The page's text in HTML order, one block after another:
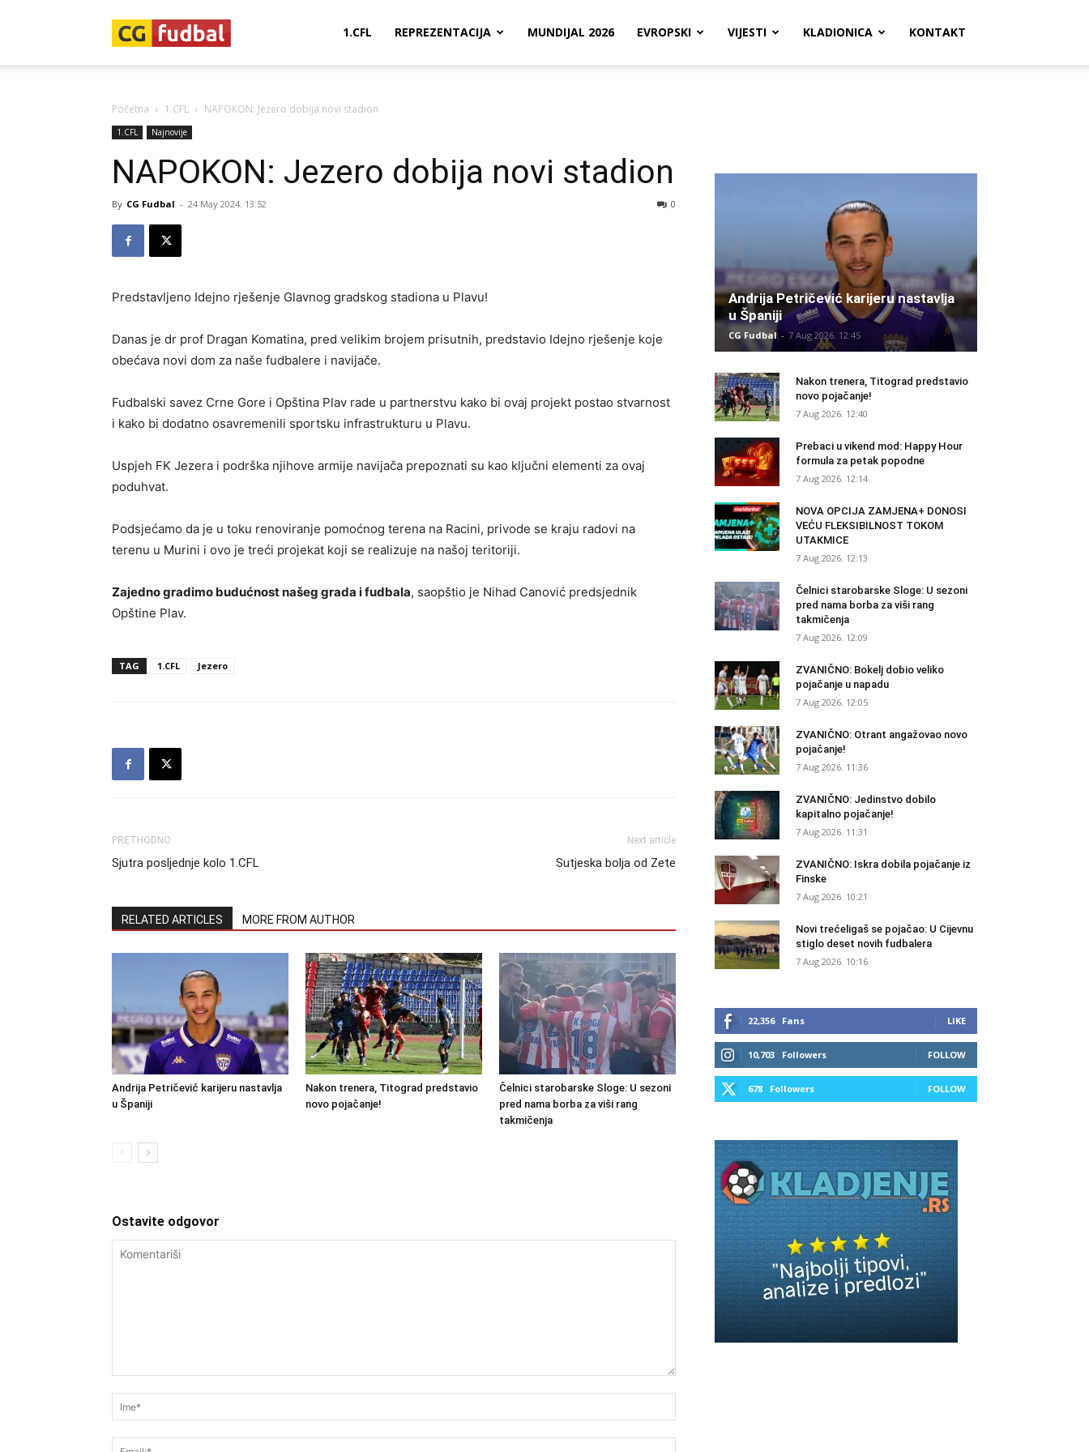
1.CFL REPREZENTACIJA MUNDIJAL 2026 EVROPSKI VIJESTI KLADIONICA KONTAKT
Početna 1.CFL NAPOKON: Jezero dobija novi stadion
1.CFL Najnovije
NAPOKON: Jezero dobija novi stadion
By CG Fudbal - 24 May 2024. 13:52 0
Predstavljeno Idejno rješenje Glavnog gradskog stadiona u Plavu!
Danas je dr prof Dragan Komatina, pred velikim brojem prisutnih, predstavio Idejno rješenje koje
obećava novi dom za naše fudbalere i navijače.
Fudbalski savez Crne Gore i Opština Plav rade u partnerstvu kako bi ovaj projekt postao stvarnost
i kako bi dodatno osavremenili sportsku infrastrukturu u Plavu.
Uspjeh FK Jezera i podrška njihove armije navijača prepoznati su kao ključni elementi za ovaj
poduhvat.
Podsjećamo da je u toku renoviranje pomoćnog terena na Racini, privode se kraju radovi na
terenu u Murini i ovo je treći projekat koji se realizuje na našoj teritoriji.
Zajedno gradimo budućnost našeg grada i fudbala, saopštio je Nihad Canović predsjednik
Opštine Plav.
TAG 1.CFL Jezero
PRETHODNO
Sjutra posljednje kolo 1.CFL
Next article
Sutjeska bolja od Zete
RELATED ARTICLES MORE FROM AUTHOR
Andrija Petričević karijeru nastavlja
u Španiji
Nakon trenera, Titograd predstavio
novo pojačanje!
Čelnici starobarske Sloge: U sezoni
pred nama borba za viši rang
takmičenja
Ostavite odgovor
Andrija Petričević karijeru nastavlja
u Španiji
CG Fudbal - 7 Aug 2026. 12:45
Nakon trenera, Titograd predstavio
novo pojačanje!
7 Aug 2026. 12:40
Prebaci u vikend mod: Happy Hour
formula za petak popodne
7 Aug 2026. 12:14
NOVA OPCIJA ZAMJENA+ DONOSI
VEĆU FLEKSIBILNOST TOKOM
UTAKMICE
7 Aug 2026. 12:13
Čelnici starobarske Sloge: U sezoni
pred nama borba za viši rang
takmičenja
7 Aug 2026. 12:09
ZVANIČNO: Bokelj dobio veliko
pojačanje u napadu
7 Aug 2026. 12:05
ZVANIČNO: Otrant angažovao novo
pojačanje!
7 Aug 2026. 11:36
ZVANIČNO: Jedinstvo dobilo
kapitalno pojačanje!
7 Aug 2026. 11:31
ZVANIČNO: Iskra dobila pojačanje iz
Finske
7 Aug 2026. 10:21
Novi trećeligaš se pojačao: U Cijevnu
stiglo deset novih fudbalera
7 Aug 2026. 10:16
22,356 Fans LIKE
10,703 Followers FOLLOW
678 Followers FOLLOW